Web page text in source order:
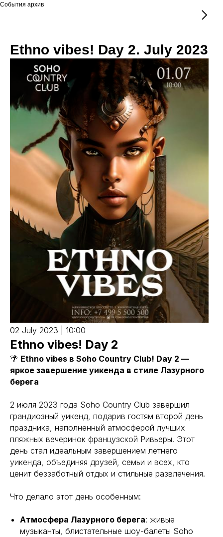
События архив
Ethno vibes! Day 2. July 2023
02 July 2023 | 10:00
Ethno vibes! Day 2
🌴 Ethno vibes в Soho Country Club! Day 2 —
яркое завершение уикенда в стиле Лазурного
берега
2 июля 2023 года Soho Country Club завершил
грандиозный уикенд, подарив гостям второй день
праздника, наполненный атмосферой лучших
пляжных вечеринок французской Ривьеры. Этот
день стал идеальным завершением летнего
уикенда, объединяя друзей, семьи и всех, кто
ценит беззаботный отдых и стильные развлечения.
Что делало этот день особенным:
Атмосфера Лазурного берега: живые
музыканты, блистательные шоу-балеты Soho